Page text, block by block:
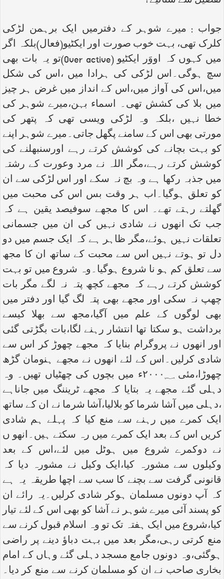
جواب : میرے شوہر کے دفترمیں ایک برہمن لڑکی
کلرک تھی، بہت خوب صورت اور ایکٹیو(فعال)بلکہ اگر
میں کہوں کہ اووَر ایکٹیو(Over active)تو یہ بات بھی
سچ ہوگی۔اس لڑکی کی ہرادا میں ،اس کی شکل
میں،اس کی آواز میں،اس کے انداز میں غرض ہر چیز
میں بلا کی کشش تھی۔ اسماء بہن،میرے شوہر کی
خطا نہیں ،بلکہ وہ لڑکی ویسی تھی کہ پتھر کی
مورتی بھی اس کے سامنے پگھل جاتی۔میرے شوہر اپنے
کو بہت بچانے کی کوشش کرتے رہے اورسنبھلنے کی
کوشش کرتے رہے،مگر اللہ نے مرد وعورت کے رشتہ
میں جذبہ رکھا ہے وہ بچ نہ سکے اور اس لڑکی سے ان
کو تعلق ہوگیا۔اب ہر وقت بس اس کی محبت میں
گھلتے رہتے تھے۔ اس کا مجھے سوفیصد یقین ہے کہ
جب تک انھوں نے شادی نہیں کی ان میں جسمانی
تعلقات نہیں ہوئے،مگر ظاہر ہے کہ ایک جسم میں دو
دل تو ہوتے نہیں اس سے محبت کے ساتھ ان کا مجھ
سے تعلق کم ہو نا شروع ہوگیا۔وہ شروع میں تو بہت
کوشش کرتے رہے کہ مجھے کچھ پتہ نہ لگے مگر بات
چھپ نہ سکی اور مجھے بھی پتہ لگ گیا اور دفتر میں
بھی لوگوں کے علم میں آگیا،مجھ سے بھلا کیسے
برداشت ہو سکتا تھا انتشار رہنے لگا،بات بگڑتی گئی
اور انھوں نے پروگرام بنایا کہ مجھے چھوڑ کر اس سے
شادی کرلیں۔اس کے لئے انھوں نے مجھے ہنومان گڑھ
چھوڑا،مئی ۲۰۰۰؁ء میں بچوں کی چھٹیاں تھیں۔ وہ
دہلی گئے مجھے یہ بتایا کہ مجھے ٹریننگ میں جاناہے
،دہلی میں آشا شرما کو بلالیا،آشا شرما نے ان کے ساتھ
ایک کمرے میں رہنے سے منع کیا کہ پہلے ہم شادی
کریں اس کے بعد ایک کمرے میں رہ سکتے ہیں۔انھو ں
نے دوکمرے شروع میں ہوٹل میں لئے،اس کے بعد
وکیلوں سے مشورہ کیا،ایک وکیل نے مشورہ دیا کہ
قانونی گرفت سے بچنے کا سب سے اچھا طریقہ یہ ہے
کہ آپ دونوں مسلمان ہوکر شادی کرلیں۔یہ رائے ان
کو پسند آئی میرے شوہر نے آشا کو بھی اس کے لئے تیار
کیا،شروع میں ایک ہفتہ تک تو وہ اسلام قبول کرنے سے
منع کرتی رہی،مگر بعد میں بہت دباؤ دینے پر راضی
ہوگئی،وہ دونوں جامع مسجد دہلی گئے وہاں کے امام
بخاری صاحب نے ان کو مسلمان کرنے سے منع کر دیا۔